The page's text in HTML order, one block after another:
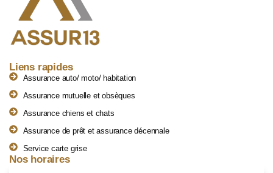
Liens rapides
Assurance auto/ moto/ habitation
Assurance mutuelle et obsèques
Assurance chiens et chats
Assurance de prêt et assurance décennale
Service carte grise
Nos horaires